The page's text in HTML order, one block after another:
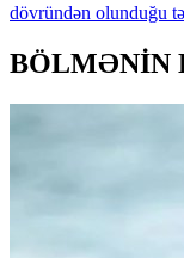
dövründən olunduğu
BÖLMƏNİN